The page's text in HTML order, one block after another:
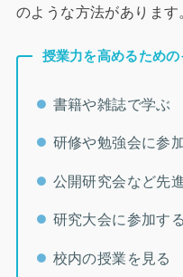
のような方法があります
授業力を高めるための
書籍や雑誌で学ぶ
研修や勉強会に参
公開研究会など先
研究大会に参加する
校内の授業を見る